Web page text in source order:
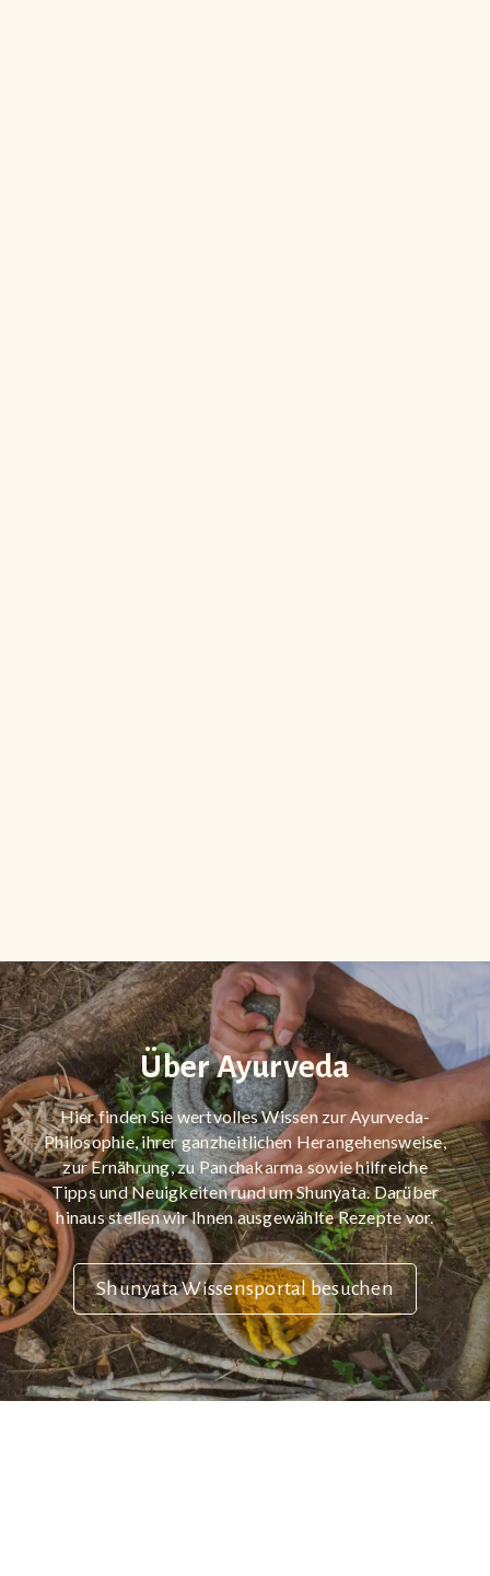
Über Ayurveda
Hier finden Sie wertvolles Wissen zur Ayurveda-
Philosophie, ihrer ganzheitlichen Herangehensweise,
zur Ernährung, zu Panchakarma sowie hilfreiche
Tipps und Neuigkeiten rund um Shunyata. Darüber
hinaus stellen wir Ihnen ausgewählte Rezepte vor.
Shunyata Wissensportal besuchen